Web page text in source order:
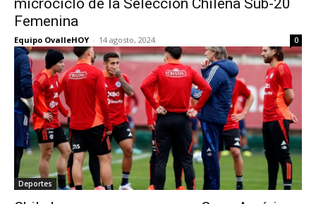
microciclo de la Selección Chilena Sub-20
Femenina
Equipo OvalleHOY - 14 agosto, 2024 0
Deportes